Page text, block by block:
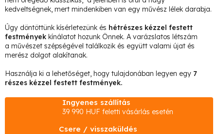
t
a
i
r
n
y
í
t
kedveltségnek, mert mindenkiben van egy művész lélek darabja.
Úgy döntöttünk kísérletezünk és hétrészes kézzel festett
festmények kínálatot hozunk Önnek. A varázslatos létszám
a művészet szépségével találkozik és együtt valami újat és
merész dolgot alakítanak.
Használja ki a lehetőséget, hogy tulajdonában legyen egy 7
részes kézzel festett festmények.
Ingyenes szállítás
39 990 HUF feletti vásárlás esetén
Csere / visszaküldés